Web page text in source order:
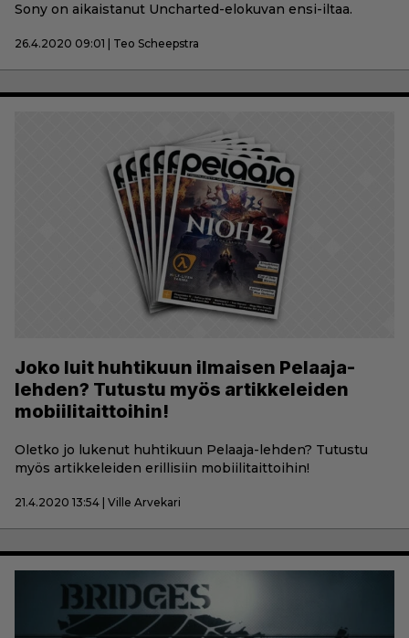
Sony on aikaistanut Uncharted-elokuvan ensi-iltaa.
26.4.2020 09:01 | Teo Scheepstra
Joko luit huhtikuun ilmaisen Pelaaja-
lehden? Tutustu myös artikkeleiden
mobiilitaittoihin!
Oletko jo lukenut huhtikuun Pelaaja-lehden? Tutustu
myös artikkeleiden erillisiin mobiilitaittoihin!
21.4.2020 13:54 | Ville Arvekari